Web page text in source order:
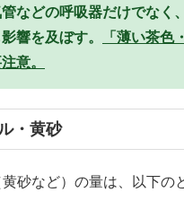
などの呼吸器だけでなく
響を及ぼす。
「薄い茶色
意。
・黄砂
砂など）の量は、以下の